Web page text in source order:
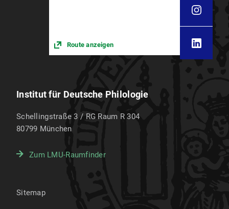
Route anzeigen
Institut für Deutsche Philologie
Schellingstraße 3 / RG Raum R 304
80799 München
Zum LMU-Raumfinder
Sitemap